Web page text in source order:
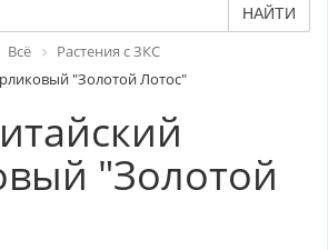
НАЙТИ
Всё
Растения с ЗКС
"Золотой Лотос"
"Золотой